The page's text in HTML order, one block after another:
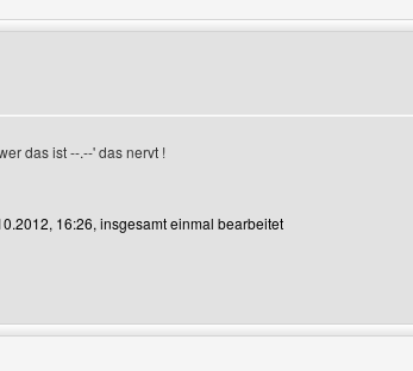
das ist --.--' das nervt !
16:26, insgesamt einmal bearbeitet
retrolivesv